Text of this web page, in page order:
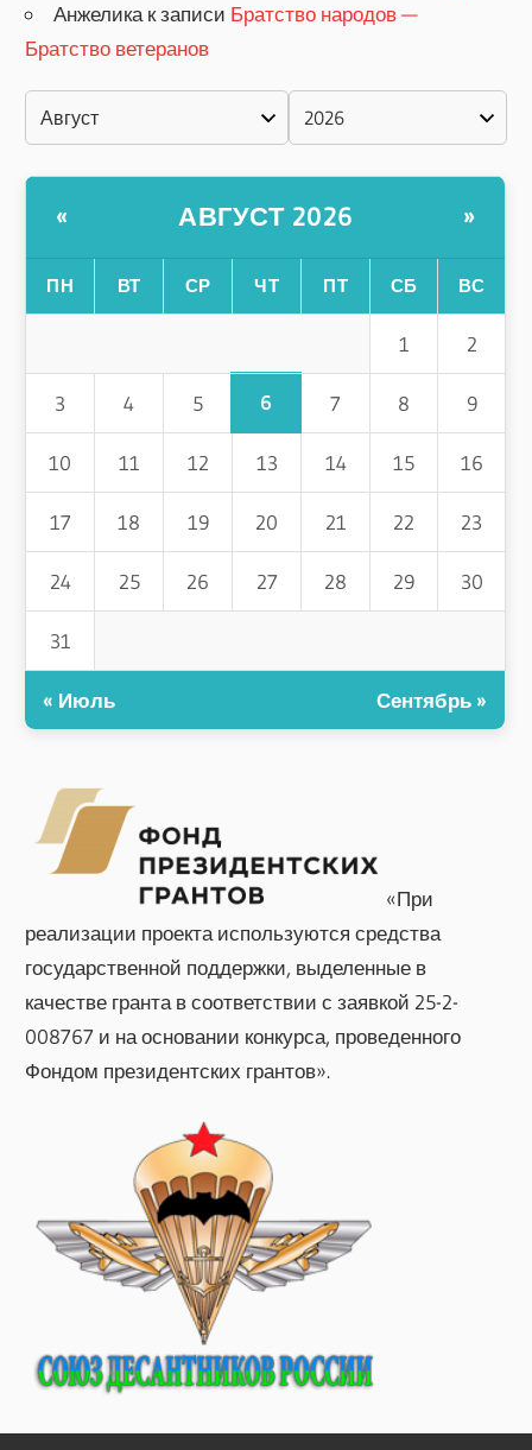
Анжелика к записи Братство народов —
Братство ветеранов
« АВГУСТ 2026 »
ПН ВТ СР ЧТ ПТ СБ ВС
1 2
3 4 5 6 7 8 9
10 11 12 13 14 15 16
17 18 19 20 21 22 23
24 25 26 27 28 29 30
31
« Июль Сентябрь »
«При
реализации проекта используются средства
государственной поддержки, выделенные в
качестве гранта в соответствии с заявкой 25-2-
008767 и на основании конкурса, проведенного
Фондом президентских грантов».